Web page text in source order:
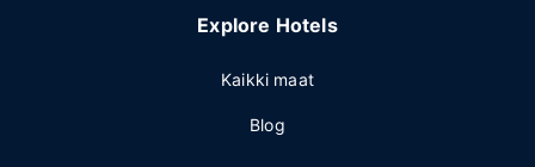
Explore Hotels
Kaikki maat
Blog